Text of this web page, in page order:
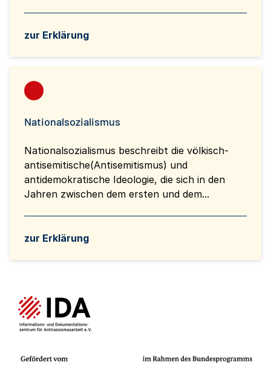
zur Erklärung
Nationalsozialismus
Nationalsozialismus beschreibt die völkisch-
antisemitische(Antisemitismus) und
antidemokratische Ideologie, die sich in den
Jahren zwischen dem ersten und dem...
zur Erklärung